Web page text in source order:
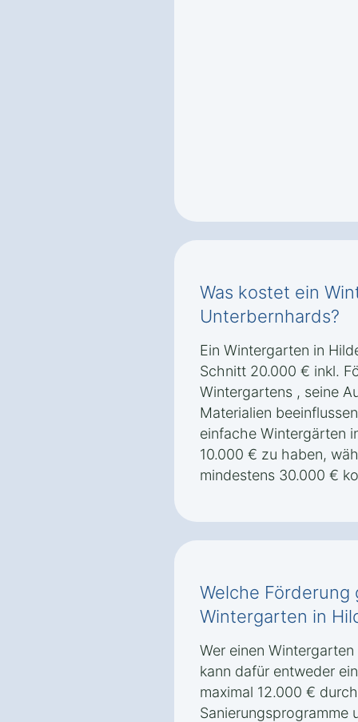
Was kostet ein
Unterbernhards?
Ein Wintergarten in
Schnitt 20.000 € inkl.
Wintergartens , seine
Materialien
einfache Wintergärten
10.000 € zu haben,
mindestens 30.000 €
Welche
Wintergarten in
Wer einen
kann dafür entweder
maximal 12.000 €
Sanierungsprogramme